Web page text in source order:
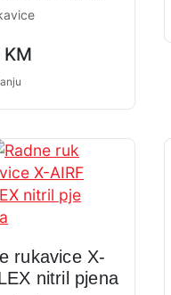
PVC X-
KM
rukavice X-
nitril pjena